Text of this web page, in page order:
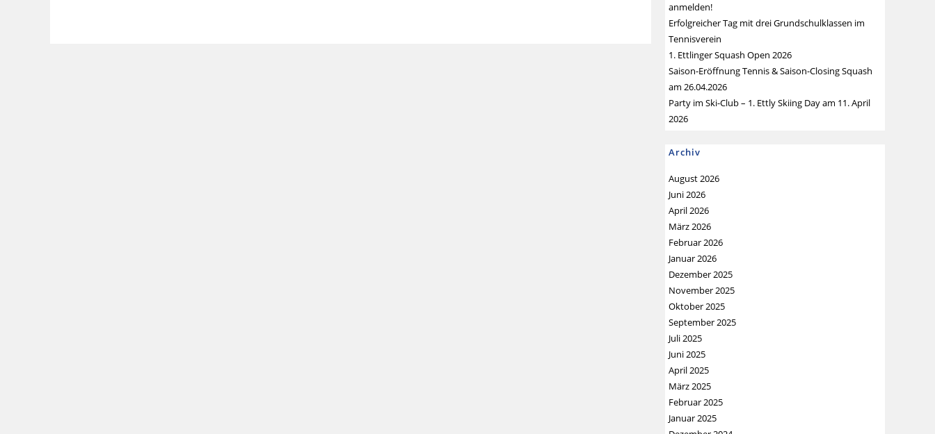
anmelden!
Erfolgreicher Tag mit drei Grundschulklassen im
Tennisverein
1. Ettlinger Squash Open 2026
Saison-Eröffnung Tennis & Saison-Closing Squash
am 26.04.2026
Party im Ski-Club – 1. Ettly Skiing Day am 11. April
2026
Archiv
August 2026
Juni 2026
April 2026
März 2026
Februar 2026
Januar 2026
Dezember 2025
November 2025
Oktober 2025
September 2025
Juli 2025
Juni 2025
April 2025
März 2025
Februar 2025
Januar 2025